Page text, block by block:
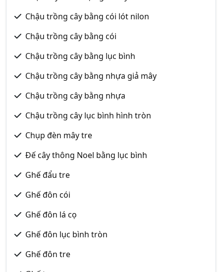
Chậu trồng cây bằng cói lót nilon
Chậu trồng cây bằng cói
Chậu trồng cây bằng lục bình
Chậu trồng cây bằng nhựa giả mây
Chậu trồng cây bằng nhựa
Chậu trồng cây lục bình hình tròn
Chụp đèn mây tre
Đế cây thông Noel bằng lục bình
Ghế đẩu tre
Ghế đôn cói
Ghế đôn lá cọ
Ghế đôn lục bình tròn
Ghế đôn tre